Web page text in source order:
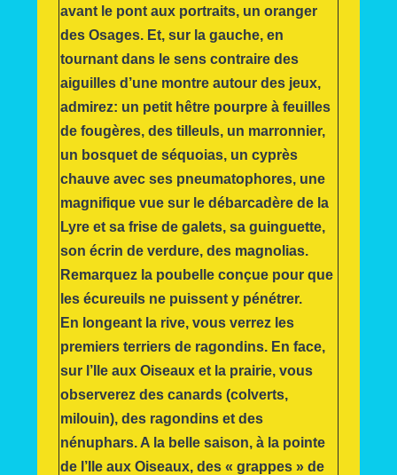
avant le pont aux portraits, un oranger
des Osages. Et, sur la gauche, en
tournant dans le sens contraire des
aiguilles d’une montre autour des jeux,
admirez: un petit hêtre pourpre à feuilles
de fougères, des tilleuls, un marronnier,
un bosquet de séquoias, un cyprès
chauve avec ses pneumatophores, une
magnifique vue sur le débarcadère de la
Lyre et sa frise de galets, sa guinguette,
son écrin de verdure, des magnolias.
Remarquez la poubelle conçue pour que
les écureuils ne puissent y pénétrer.
En longeant la rive, vous verrez les
premiers terriers de ragondins. En face,
sur l’Ile aux Oiseaux et la prairie, vous
observerez des canards (colverts,
milouin), des ragondins et des
nénuphars. A la belle saison, à la pointe
de l’Ile aux Oiseaux, des « grappes » de